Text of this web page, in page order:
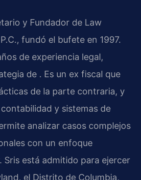
y Fundador de Law
fundó el bufete en 1997.
de experiencia legal,
de . Es un ex fiscal que
de la parte contraria, y
y sistemas de
analizar casos complejos
con un enfoque
Sris está admitido para ejercer
el Distrito de Columbia,